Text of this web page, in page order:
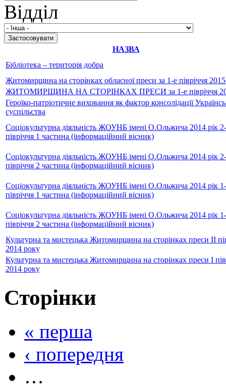
Відділ
НАЗВА
Бібліотека – територія добра
Житомирщина на сторінках обласної преси за 1-е півріччя
ЖИТОМИРЩИНА НА СТОРІНКАХ ПРЕСИ за 1-е півріччя
Героїко-патріотичне виховання як фактор консолідації
суспільства
Соціокультурна діяльність ЖОУНБ імені О.Ольжича 2014 рік
півріччя 1 частина (інформаційний вісник)
Соціокультурна діяльність ЖОУНБ імені О.Ольжича 2014 рік
півріччя 2 частина (інформаційний вісник)
Соціокультурна діяльність ЖОУНБ імені О.Ольжича 2014 рік
півріччя 1 частина (інформаційний вісник)
Соціокультурна діяльність ЖОУНБ імені О.Ольжича 2014 рік
півріччя 2 частина (інформаційний вісник)
Культурна та мистецька Житомирщина на сторінках преси II
2014 року
Культурна та мистецька Житомирщина на сторінках преси I
2014 року
Сторінки
« перша
‹ попередня
…